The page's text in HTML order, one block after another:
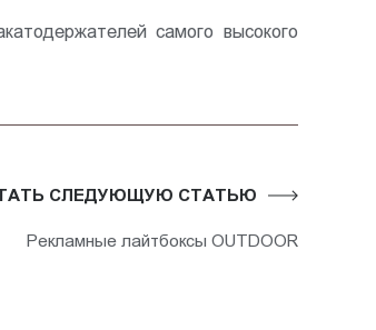
самого высокого
СЛЕДУЮЩУЮ СТАТЬЮ
Рекламные лайтбоксы OUTDOOR